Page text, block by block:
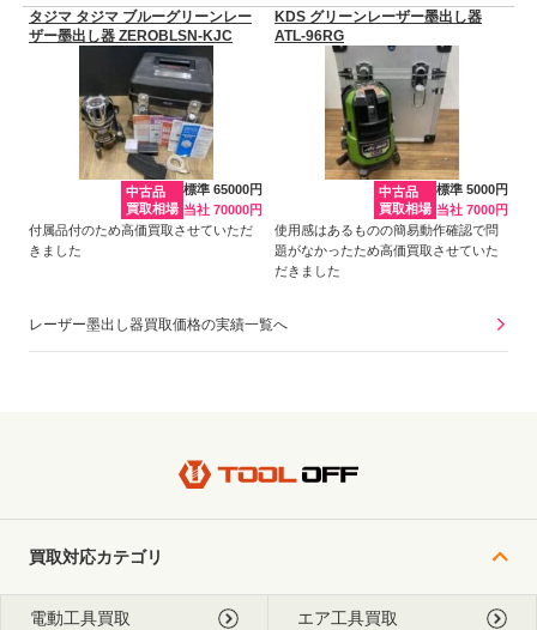
タジマ タジマ ブルーグリーンレー
ザー墨出し器 ZEROBLSN-KJC
中古品
買取相場
標準 65000円
当社 70000円
付属品付のため高価買取させていただ
きました
KDS グリーンレーザー墨出し器
ATL-96RG
中古品
買取相場
標準 5000円
当社 7000円
使用感はあるものの簡易動作確認で問
題がなかったため高価買取させていた
だきました
レーザー墨出し器買取価格の実績一覧へ
買取対応カテゴリ
電動工具買取 エア工具買取